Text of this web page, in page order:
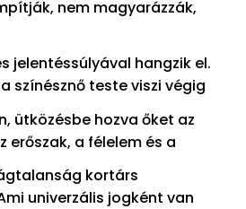
nem magyarázzák,
jelentéssúlyával hangzik el.
színésznő teste viszi végig
ütközésbe hozva őket az
erőszak, a félelem és a
kortárs
univerzális jogként van